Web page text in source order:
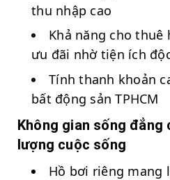
thu nhập cao
Khả năng cho thuê
ưu đãi nhờ tiện ích
Tính thanh khoản
bất động sản TPHCM
Không gian sống đẳng
lượng cuộc sống
Hồ bơi riêng mang